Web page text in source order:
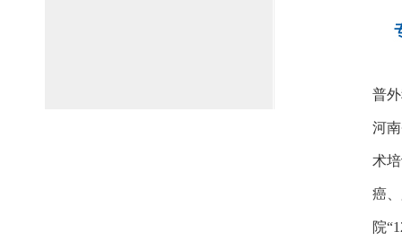
普
河
术
癌
院